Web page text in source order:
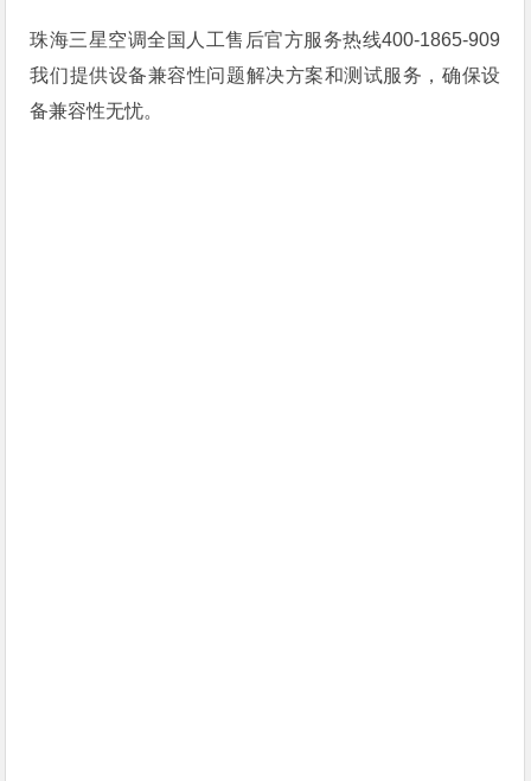
珠海三星空调全国人工售后官方服务热线400-1865-909
我们提供设备兼容性问题解决方案和测试服务，确保设
备兼容性无忧。